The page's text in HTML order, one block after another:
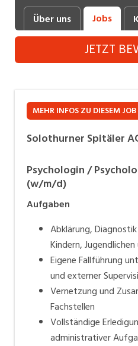
Industrie,
Produktion
Informatik,
Körperpflege, Wellness
Marketing,
Mechanik, Elektronik,
Medizin,
Sicherheit, Rettung,
Aussendienst
Über uns Jobs
JETZT
MEHR INFOS ZU DIESEM JOB
Solothurner Spitäler
Psychologin /
(w/m/d)
Aufgaben
Abklärung,
Kindern,
Eigene Fallführung
und externer
Vernetzung und
Fachstellen
Vollständige
administrativer